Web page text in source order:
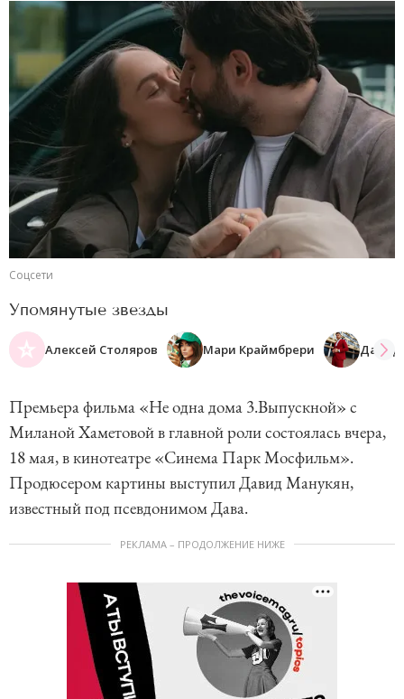
Соцсети
Упомянутые звезды
Алексей Столяров Мари Краймбрери Давид
Премьера фильма «Не одна дома 3.Выпускной» с
Миланой Хаметовой в главной роли состоялась вчера,
18 мая, в кинотеатре «Синема Парк Мосфильм».
Продюсером картины выступил Давид Манукян,
известный под псевдонимом Дава.
РЕКЛАМА – ПРОДОЛЖЕНИЕ НИЖЕ